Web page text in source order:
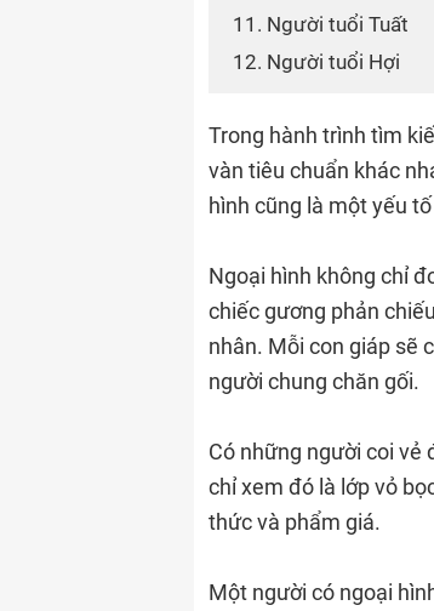
11. Người tuổi Tuất
12. Người tuổi Hợi
Trong hành trình tìm
vàn tiêu chuẩn khác
hình cũng là một yếu
Ngoại hình không chỉ
chiếc gương phản
nhân. Mỗi con giáp sẽ
người chung chăn gối.
Có những người coi vẻ
chỉ xem đó là lớp vỏ
thức và phẩm giá.
Một người có ngoại